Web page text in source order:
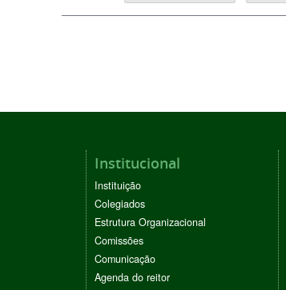
Institucional
Instituição
Colegiados
Estrutura Organizacional
Comissões
Comunicação
Agenda do reitor